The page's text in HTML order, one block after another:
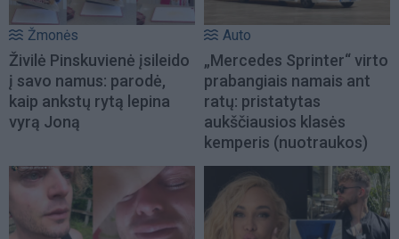
Žmonės
Živilė Pinskuvienė įsileido
į savo namus: parodė,
kaip ankstų rytą lepina
vyrą Joną
Auto
„Mercedes Sprinter“ virto
prabangiais namais ant
ratų: pristatytas
aukščiausios klasės
kemperis (nuotraukos)